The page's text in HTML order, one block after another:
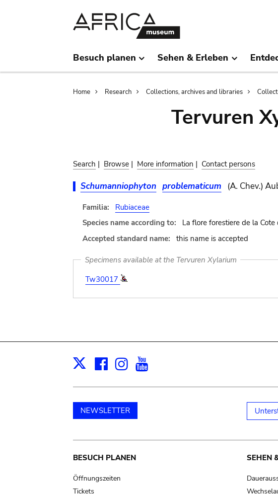
Besuch planen Sehen & Erleben
Breadcrumb
Home Research Collections, archives and libraries
Tervuren
Search | Browse | More information | Contact persons
Schumanniophyton problematicum (A. Chev.)
Familia:
Rubiaceae
Species name according to:
La flore forestiere de la
Accepted standard name:
this name is accepted
Specimens available at the Tervuren Xylarium
Tw30017
X Facebook
Instagram
NEWSLETTER
Main
navigation
BESUCH PLANEN
Öffnungszeiten
Tickets
SEHEN